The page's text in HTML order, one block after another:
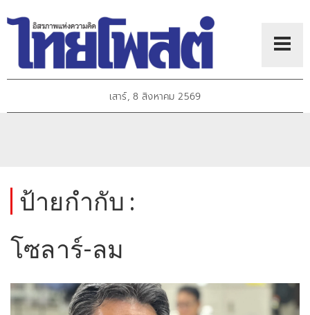
เสาร์, 8 สิงหาคม 2569
ป้ายกำกับ :
โซลาร์-ลม